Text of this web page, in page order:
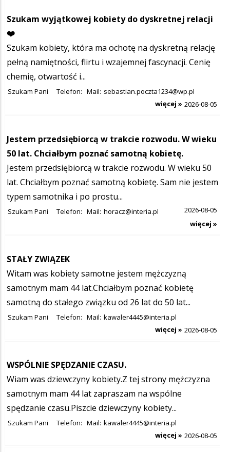
Szukam wyjątkowej kobiety do dyskretnej relacji
❤️
Szukam kobiety, która ma ochotę na dyskretną relację
pełną namiętności, flirtu i wzajemnej fascynacji. Cenię
chemię, otwartość i...
Szukam Pani Telefon: Mail: sebastian.poczta1234@wp.pl
2026-08-05
więcej »
Jestem przedsiębiorcą w trakcie rozwodu. W wieku
50 lat. Chciałbym poznać samotną kobietę.
Jestem przedsiębiorcą w trakcie rozwodu. W wieku 50
lat. Chciałbym poznać samotną kobietę. Sam nie jestem
typem samotnika i po prostu...
Szukam Pani Telefon: Mail: horacz@interia.pl
2026-08-05
więcej »
STAŁY ZWIĄZEK
Witam was kobiety samotne jestem mężczyzną
samotnym mam 44 lat.Chciałbym poznać kobietę
samotną do stałego związku od 26 lat do 50 lat...
Szukam Pani Telefon: Mail: kawaler4445@interia.pl
2026-08-05
więcej »
WSPÓLNIE SPĘDZANIE CZASU.
Wiam was dziewczyny kobiety.Z tej strony mężczyzna
samotnym mam 44 lat zapraszam na wspólne
spędzanie czasu.Piszcie dziewczyny kobiety...
Szukam Pani Telefon: Mail: kawaler4445@interia.pl
2026-08-05
więcej »